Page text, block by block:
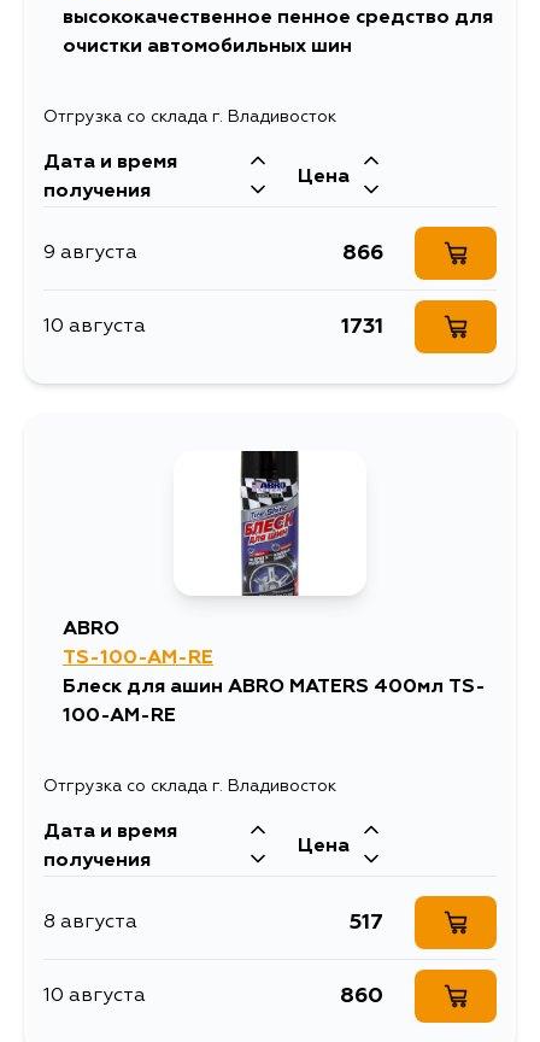
высококачественное пенное средство для
очистки автомобильных шин
Отгрузка со склада г. Владивосток
Дата и время
получения
Цена
9 августа 866
10 августа 1731
ABRO
TS-100-AM-RE
Блеск для ашин ABRO MATERS 400мл TS-
100-AM-RE
Отгрузка со склада г. Владивосток
Дата и время
получения
Цена
8 августа 517
10 августа 860